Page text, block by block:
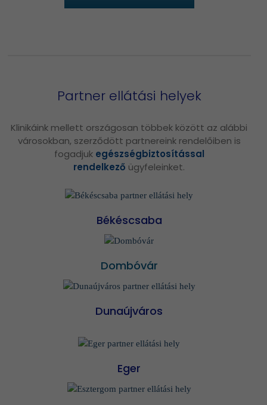
Partner ellátási helyek
Klinikáink mellett országosan többek között az alábbi
városokban, szerződött partnereink rendelőiben is
fogadjuk egészségbiztosítással
rendelkező ügyfeleinket.
Békéscsaba
Dombóvár
Dunaújváros
Eger